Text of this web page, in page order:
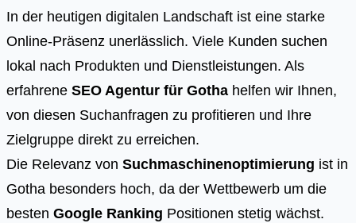
In der heutigen digitalen Landschaft ist eine starke
Online-Präsenz unerlässlich. Viele Kunden suchen
lokal nach Produkten und Dienstleistungen. Als
erfahrene SEO Agentur für Gotha helfen wir Ihnen,
von diesen Suchanfragen zu profitieren und Ihre
Zielgruppe direkt zu erreichen.
Die Relevanz von Suchmaschinenoptimierung ist in
Gotha besonders hoch, da der Wettbewerb um die
besten Google Ranking Positionen stetig wächst.